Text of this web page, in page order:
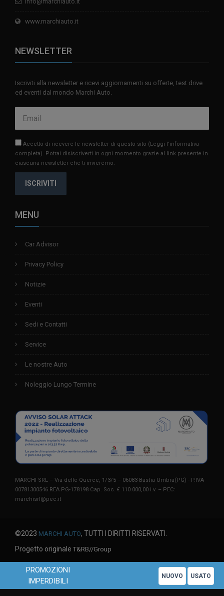
www.marchiauto.it
NEWSLETTER
Iscriviti alla newsletter e ricevi aggiornamenti su offerte, test drive
ed eventi dal mondo Marchi Auto.
Accetto di ricevere le newsletter di questo sito (Leggi l'informativa
completa) . Potrai disiscriverti in ogni momento grazie al link presente in
ciascuna newsletter che ti invieremo.
ISCRIVITI
MENU
Car Advisor
Privacy Policy
Notizie
Eventi
Sedi e Contatti
Service
Le nostre Auto
Noleggio Lungo Termine
MARCHI SRL – Via delle Querce, 1/3/5 – 06083 Bastia Umbra(PG) - P.IVA
00781300546 REA PG-178198 Cap. Soc. € 110.000,00 i.v. – PEC:
marchisrl@pec.it
©2023 MARCHI AUTO, TUTTI I DIRITTI RISERVATI.
Progetto originale T&RB//Group
PROMOZIONI
IMPERDIBILI
NUOVO USATO
X
Questo sito utilizza solo cookie tecnici. Chiudendo questo banner o
proseguendo la navigazione acconsenti all'uso di cookie.